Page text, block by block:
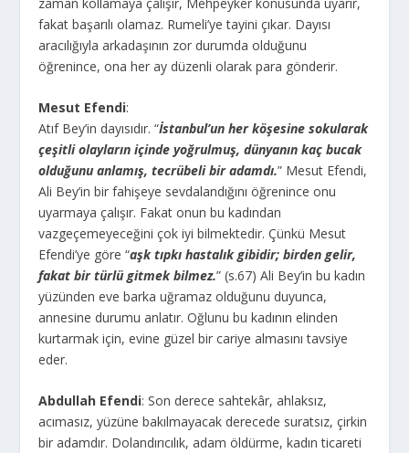
fakat başarılı olamaz. Rumeli’ye tayini çıkar. Dayısı
aracılığıyla arkadaşının zor durumda olduğunu
öğrenince, ona her ay düzenli olarak para gönderir.
Mesut Efendi:
Atıf Bey’in dayısıdır. “İstanbul’un her köşesine sokularak
çeşitli olayların içinde yoğrulmuş, dünyanın kaç bucak
olduğunu anlamış, tecrübeli bir adamdı.” Mesut Efendi,
Ali Bey’in bir fahişeye sevdalandığını öğrenince onu
uyarmaya çalışır. Fakat onun bu kadından
vazgeçemeyeceğini çok iyi bilmektedir. Çünkü Mesut
Efendi’ye göre “aşk tıpkı hastalık gibidir; birden gelir,
fakat bir türlü gitmek bilmez.” (s.67) Ali Bey’in bu kadın
yüzünden eve barka uğramaz olduğunu duyunca,
annesine durumu anlatır. Oğlunu bu kadının elinden
kurtarmak için, evine güzel bir cariye almasını tavsiye
eder.
Abdullah Efendi: Son derece sahtekâr, ahlaksız,
acımasız, yüzüne bakılmayacak derecede suratsız, çirkin
bir adamdır. Dolandırıcılık, adam öldürme, kadın ticareti